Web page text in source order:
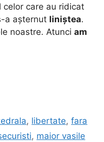
celor care au ridicat
a așternut liniștea.
noastre. Atunci am
, libertate,fara
, maior vasile